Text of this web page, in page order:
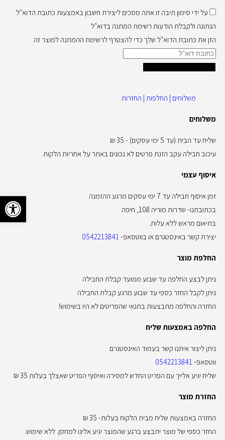
על ידי סימון תיבה זו אתה מסכים ליצירת חשבון באמצעות כתובת הדוא"ל
הנתונה ולקבלת הודעות רשימת המתנה בדוא"ל
הזן את כתובת הדוא"ל שלך כדי להצטרף לרשימת ההמתנה למוצר זה
משלוחים | החלפות | החזרות
משלוחים
שליח עד הבית (עד 5 ימי עסקים) - 35 ₪
עיכוב חבילה עקב הזנת פרטים לא נכונים באתר על אחריות הלקוח.
איסוף עצמי
זמן איסוף חבילה עד 7 ימי עסקים מרגע ההזמנה
בכתובתנו- שדרות מוריה 108, חיפה
בתיאום מראש ללא עלות.
יצירת קשר באינסטגרם או בווטסאפ- 0542213841
החלפת מוצר
ניתן לבצע החלפה עד שבוע ממועד קבלת החבילה
ניתן לקבל החזר כספי עד שבוע מרגע קבלת החבילה
החזרה והחלפה מתבצעות בתנאי שהפריטים לא היו בשימוש!
החלפה באמצעות שליח
ניתן ליצור איתנו קשר בעמוד האינסטגרם
ווטסאפ- 0542213841
שליח יגיע אלייך עם הפריט החדש למסירה ואיסוף הפריט שאצלך בעלות 35 ₪
החזרת מוצר
החזרה באמצעות שליח מבית הלקוח בעלות- 35 ₪
החזר כספי של מוצר יתבצע ברגע שהמוצר יגיע אלינו למחסן. ללא שימוש.
פתח